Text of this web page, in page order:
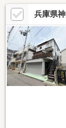
能（ミニキッチ
品などの大型収納
作業場としても最
ー） ハイルーフ
屋根裏収納など収
階・２階未登記部
兵庫県